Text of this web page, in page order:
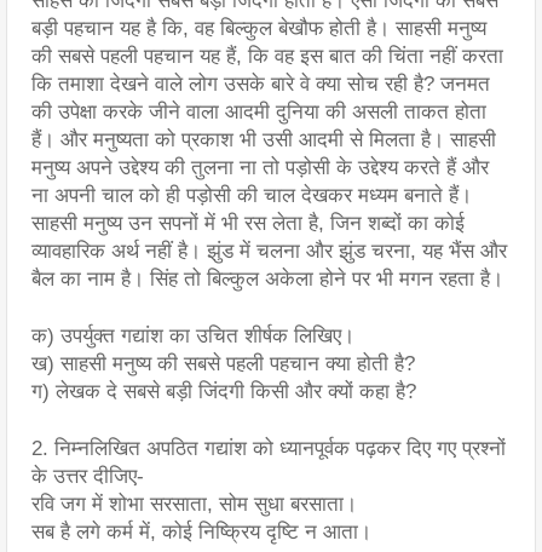
बड़ी पहचान यह है कि, वह बिल्कुल बेखौफ होती है। साहसी मनुष्य
की सबसे पहली पहचान यह हैं, कि वह इस बात की चिंता नहीं करता
कि तमाशा देखने वाले लोग उसके बारे वे क्या सोच रही है? जनमत
की उपेक्षा करके जीने वाला आदमी दुनिया की असली ताकत होता
हैं। और मनुष्यता को प्रकाश भी उसी आदमी से मिलता है। साहसी
मनुष्य अपने उद्देश्य की तुलना ना तो पड़ोसी के उद्देश्य करते हैं और
ना अपनी चाल को ही पड़ोसी की चाल देखकर मध्यम बनाते हैं।
साहसी मनुष्य उन सपनों में भी रस लेता है, जिन शब्दों का कोई
व्यावहारिक अर्थ नहीं है। झुंड में चलना और झुंड चरना, यह भैंस और
बैल का नाम है। सिंह तो बिल्कुल अकेला होने पर भी मगन रहता है।
क) उपर्युक्त गद्यांश का उचित शीर्षक लिखिए।
ख) साहसी मनुष्य की सबसे पहली पहचान क्या होती है?
ग) लेखक दे सबसे बड़ी जिंदगी किसी और क्यों कहा है?
2. निम्नलिखित अपठित गद्यांश को ध्यानपूर्वक पढ़कर दिए गए प्रश्नों
के उत्तर दीजिए-
रवि जग में शोभा सरसाता, सोम सुधा बरसाता।
सब है लगे कर्म में, कोई निष्क्रिय दृष्टि न आता।